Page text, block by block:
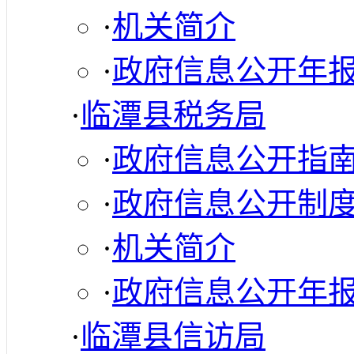
·机关简介
·政府信息公开年
·临潭县税务局
·政府信息公开指
·政府信息公开制
·机关简介
·政府信息公开年
·临潭县信访局